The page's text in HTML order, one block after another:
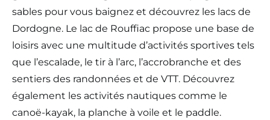
sables pour vous baignez et découvrez les lacs de
Dordogne. Le lac de Rouffiac propose une base de
loisirs avec une multitude d’activités sportives tels
que l’escalade, le tir à l’arc, l’accrobranche et des
sentiers des randonnées et de VTT. Découvrez
également les activités nautiques comme le
canoë-kayak, la planche à voile et le paddle.